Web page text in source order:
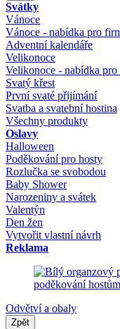
Svátky
Vánoce
Vánoce - nabídka pro
Adventní kalendáře
Velikonoce
Velikonoce - nabídka
Svatý křest
První svaté přijímání
Svatba a svatební hostina
Všechny produkty
Oslavy
Halloween
Poděkování pro hosty
Rozlučka se svobodou
Baby Shower
Narozeniny a svátek
Valentýn
Den žen
Vytvořit vlastní návrh
Reklama
Odvětví a obaly
Zpět